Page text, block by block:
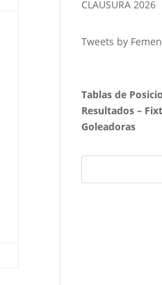
CLAUSURA 2026
Tweets by
Tablas de
Resultados –
Goleadoras